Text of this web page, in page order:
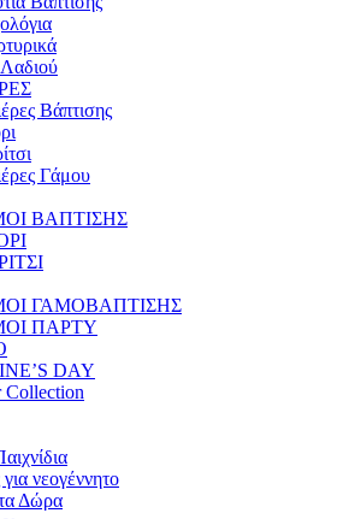
Βάπτισης
Γάμου
ΒΑΠΤΙΣΗΣ
ΓΑΜΟΒΑΠΤΙΣΗΣ
ΠΑΡΤΥ
DAY
Collection
νεογέννητο
Δώρα